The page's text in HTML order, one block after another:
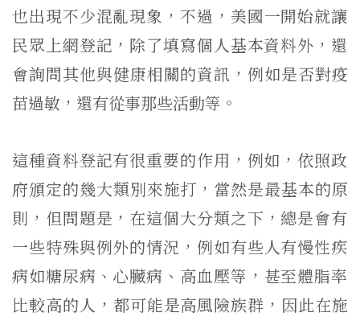
也出現不少混亂現象，不過， 美國一開始就讓
民眾上網登記，除了填寫個人基本資料外， 還
會詢問其他與健康相關的資訊，例如是否對疫
苗過敏， 還有從事那些活動等。
這種資料登記有很重要的作用，例如， 依照政
府頒定的幾大類別來施打，當然是最基本的原
則，但問題是， 在這個大分類之下，總是會有
一些特殊與例外的情況， 例如有些人有慢性疾
病如糖尿病、心臟病、高血壓等， 甚至體脂率
比較高的人，都可能是高風險族群，因此在施